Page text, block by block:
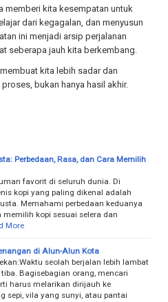
o
n
memberi kita kesempatan untuk
dari kegagalan, dan menyusun
ini menjadi arsip perjalanan
seberapa jauh kita berkembang.
kita lebih sadar dan
bukan hanya hasil akhir.
Perbedaan, Rasa, dan Cara Memilih
favorit di seluruh dunia. Di
kopi yang paling dikenal adalah
Memahami perbedaan keduanya
kopi sesuai selera dan
More
di Alun-Alun Kota
seolah berjalan lebih lambat
Bagisebagian orang, mencari
harus melarikan dirijauh ke
sepi, vila yang sunyi, atau pantai